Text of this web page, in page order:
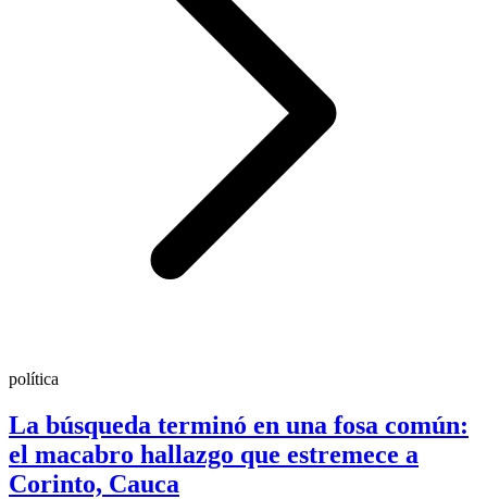
política
La búsqueda terminó en una fosa común:
el macabro hallazgo que estremece a
Corinto, Cauca